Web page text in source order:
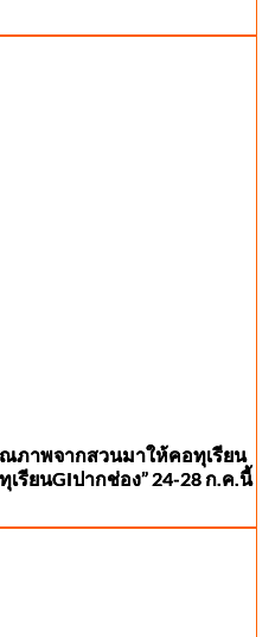
ภาพจากสวนมาให้คอทุเรียน
เรียนGIปากช่อง” 24-28 ก.ค.นี้